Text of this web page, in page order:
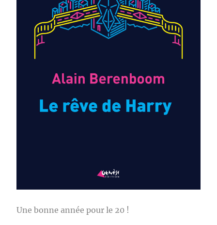
Une bonne année pour le 20 !